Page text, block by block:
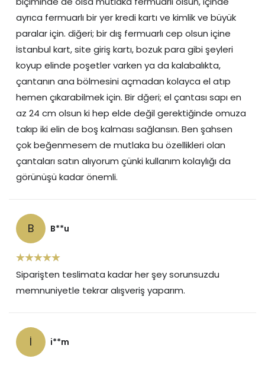
ayrıca fermuarlı bir yer kredi kartı ve kimlik ve büyük
paralar için. diğeri; bir dış fermuarlı cep olsun içine
İstanbul kart, site giriş kartı, bozuk para gibi şeyleri
koyup elinde poşetler varken ya da kalabalıkta,
çantanın ana bölmesini açmadan kolayca el atıp
hemen çıkarabilmek için. Bir dğeri; el çantası sapı en
az 24 cm olsun ki hep elde değil gerektiğinde omuza
takıp iki elin de boş kalması sağlansın. Ben şahsen
çok beğenmesem de mutlaka bu özellikleri olan
çantaları satın alıyorum çünki kullanım kolaylığı da
görünüşü kadar önemli.
B B**u
Siparişten teslimata kadar her şey sorunsuzdu
memnuniyetle tekrar alışveriş yaparım.
I i**m